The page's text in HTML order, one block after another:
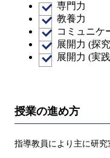
専門力
教養力
コミュニケ
展開力 (探
展開力 (実
授業の進め方
指導教員により主に研究